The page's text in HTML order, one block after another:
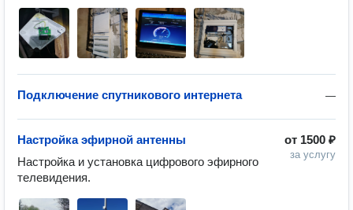
—
Подключение спутникового интернета
от 1500 ₽
за услугу
Настройка эфирной антенны
Настройка и установка цифрового эфирного
телевидения.